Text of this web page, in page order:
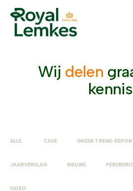
Wij delen
kennis
ALLE CASE GREEN TREND
JAARVERSLAG NIEUWS
VIDEO